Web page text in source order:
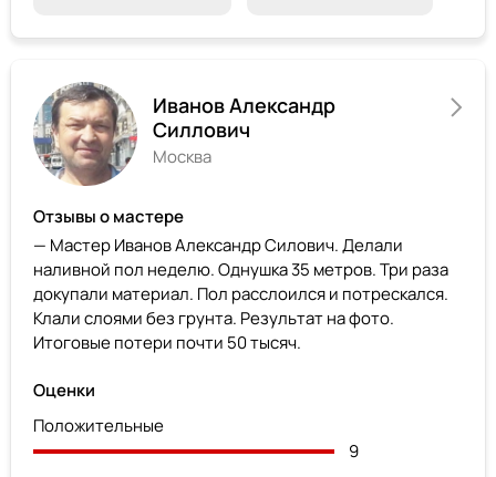
Иванов Александр
Силлович
Москва
Отзывы о мастере
— Мастер Иванов Александр Силович. Делали
наливной пол неделю. Однушка 35 метров. Три раза
докупали материал. Пол расслоился и потрескался.
Клали слоями без грунта. Результат на фото.
Итоговые потери почти 50 тысяч.
Оценки
Положительные
9